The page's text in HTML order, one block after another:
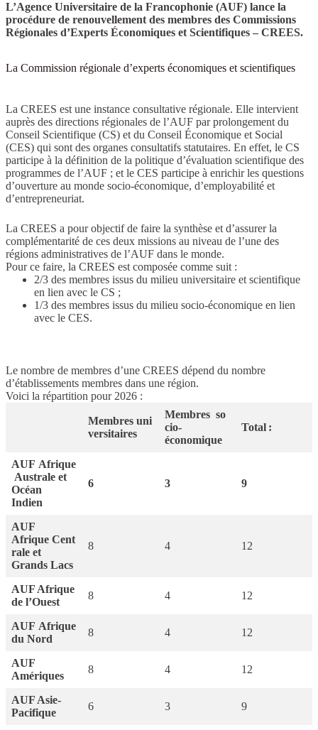
L’Agence Universitaire de la Francophonie (AUF) lance la
procédure de renouvellement des membres des Commissions
Régionales d’Experts Économiques et Scientifiques – CREES.
La Commission régionale d’experts économiques et scientifiques
La CREES est une instance consultative régionale. Elle intervient
auprès des directions régionales de l’AUF par prolongement du
Conseil Scientifique (CS) et du Conseil Économique et Social
(CES) qui sont des organes consultatifs statutaires. En effet, le CS
participe à la définition de la politique d’évaluation scientifique des
programmes de l’AUF ; et le CES participe à enrichir les questions
d’ouverture au monde socio-économique, d’employabilité et
d’entrepreneuriat.
La CREES a pour objectif de faire la synthèse et d’assurer la
complémentarité de ces deux missions au niveau de l’une des
régions administratives de l’AUF dans le monde.
Pour ce faire, la CREES est composée comme suit :
2/3 des membres issus du milieu universitaire et scientifique
en lien avec le CS ;
1/3 des membres issus du milieu socio-économique en lien
avec le CES.
Le nombre de membres d’une CREES dépend du nombre
d’établissements membres dans une région.
Voici la répartition pour 2026 :
Membres uni
versitaires
Membres so
cio-
économique
Total :
AUF Afrique
Australe et
Océan
Indien
6 3 9
AUF
Afrique Cent
rale et
Grands Lacs
8 4 12
AUF Afrique
de l’Ouest
8 4 12
AUF Afrique
du Nord
8 4 12
AUF
Amériques
8 4 12
AUF Asie-
Pacifique
6 3 9